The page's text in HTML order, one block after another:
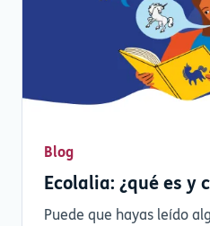
Blog
Ecolalia: ¿qué es y
Puede que hayas leído